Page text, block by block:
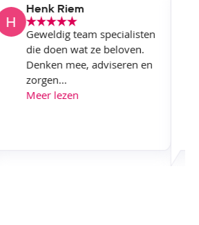
Henk Riem
Geweldig team specialisten
die doen wat ze beloven.
Denken mee, adviseren en
zorgen...
Meer lezen